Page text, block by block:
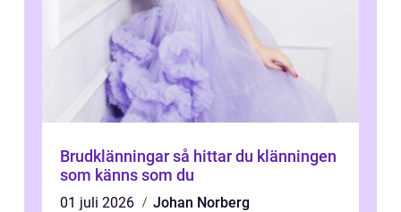
Brudklänningar så hittar du klänningen
som känns som du
01 juli 2026
Johan Norberg